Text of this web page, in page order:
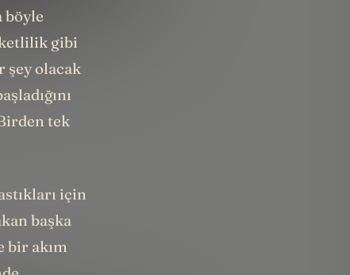
böyle
gibi
şey olacak
tek
için
başka
bir akım